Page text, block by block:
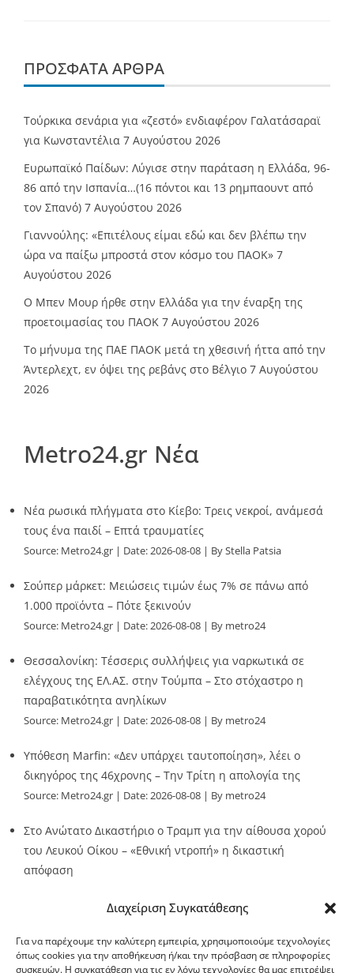
Διαχείριση Συγκατάθεσης
Για να παρέχουμε την καλύτερη εμπειρία, χρησιμοποιούμε τεχνολογίες
όπως cookies για την αποθήκευση ή/και την πρόσβαση σε πληροφορίες
συσκευών. Η συγκατάθεση για τις εν λόγω τεχνολογίες θα μας επιτρέψει
ΠΡΌΣΦΑΤΑ ΆΡΘΡΑ
Τούρκικα σενάρια για «ζεστό» ενδιαφέρον Γαλατάσαραϊ
για Κωνσταντέλια 7 Αυγούστου 2026
Ευρωπαϊκό Παίδων: Λύγισε στην παράταση η Ελλάδα, 96-
86 από την Ισπανία…(16 πόντοι και 13 ρημπαουντ από
τον Σπανό) 7 Αυγούστου 2026
Γιαννούλης: «Επιτέλους είμαι εδώ και δεν βλέπω την
ώρα να παίξω μπροστά στον κόσμο του ΠΑΟΚ» 7
Αυγούστου 2026
O Mπεν Μουρ ήρθε στην Ελλάδα για την έναρξη της
προετοιμασίας του ΠΑΟΚ 7 Αυγούστου 2026
Το μήνυμα της ΠΑΕ ΠΑΟΚ μετά τη χθεσινή ήττα από την
Άντερλεχτ, εν όψει της ρεβάνς στο Βέλγιο 7 Αυγούστου
2026
Metro24.gr Νέα
Νέα ρωσικά πλήγματα στο Κίεβο: Τρεις νεκροί, ανάμεσά
τους ένα παιδί – Επτά τραυματίες
Source: Metro24.gr Date: 2026-08-08 By Stella Patsia
Σούπερ μάρκετ: Μειώσεις τιμών έως 7% σε πάνω από
1.000 προϊόντα – Πότε ξεκινούν
Source: Metro24.gr Date: 2026-08-08 By metro24
Θεσσαλονίκη: Τέσσερις συλλήψεις για ναρκωτικά σε
ελέγχους της ΕΛ.ΑΣ. στην Τούμπα – Στο στόχαστρο η
παραβατικότητα ανηλίκων
Source: Metro24.gr Date: 2026-08-08 By metro24
Υπόθεση Marfin: «Δεν υπάρχει ταυτοποίηση», λέει ο
δικηγόρος της 46χρονης – Την Τρίτη η απολογία της
Source: Metro24.gr Date: 2026-08-08 By metro24
Στο Ανώτατο Δικαστήριο ο Τραμπ για την αίθουσα χορού
του Λευκού Οίκου – «Εθνική ντροπή» η δικαστική
απόφαση